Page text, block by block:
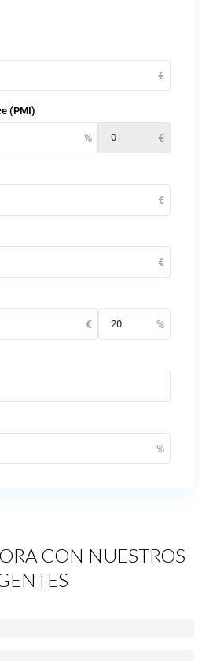
(PMI)
CON NUESTROS